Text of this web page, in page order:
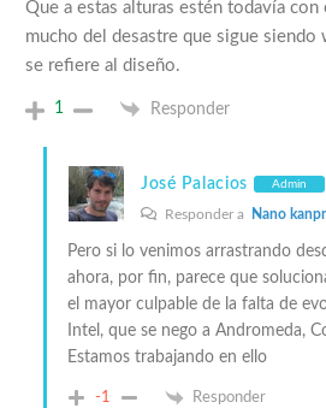
Que a estas alturas estén todavía
mucho del desastre que sigue
se refiere al diseño.
1 Responder
José Palacios Admin
Responder a Nano
Pero si lo venimos arrastrando
ahora, por fin, parece que
el mayor culpable de la falta de
Intel, que se nego a Andromeda,
Estamos trabajando en ello
-1 Responder